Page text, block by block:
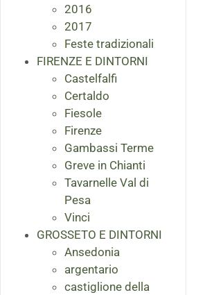
2016
2017
Feste tradizionali
FIRENZE E DINTORNI
Castelfalfi
Certaldo
Fiesole
Firenze
Gambassi Terme
Greve in Chianti
Tavarnelle Val di
Pesa
Vinci
GROSSETO E DINTORNI
Ansedonia
argentario
castiglione della